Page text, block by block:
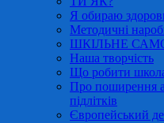
Я обираю
Методичні
ШКІЛЬНЕ
Наша творчість
Що робити
Про поширення
підлітків
Європейський